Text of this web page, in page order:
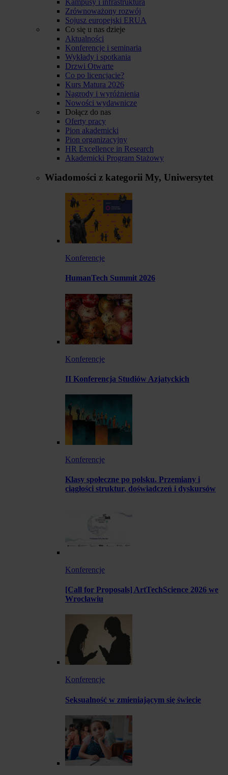
Zrównoważony rozwój
Sojusz europejski ERUA
Co się u nas dzieje
Aktualności
Konferencje i seminaria
Wykłady i spotkania
Drzwi Otwarte
Co po licencjacie?
Kurs Matura 2026
Nagrody i wyróżnienia
Nowości wydawnicze
Dołącz do nas
Oferty pracy
Pion akademicki
Pion organizacyjny
HR Excellence in Research
Akademicki Program Stażowy
Wiadomości z kategorii My, Uniwersytet
Konferencje
HumanTech Summit 2026
Konferencje
II Konferencja Studiów Azjatyckich
Konferencje
Klasy społeczne po polsku. Przemiany i
ciągłości struktur, doświadczeń i dyskursów
Konferencje
[Call for Proposals] ArtTechScience 2026 we
Wrocławiu
Konferencje
Seksualność w zmieniającym się świecie